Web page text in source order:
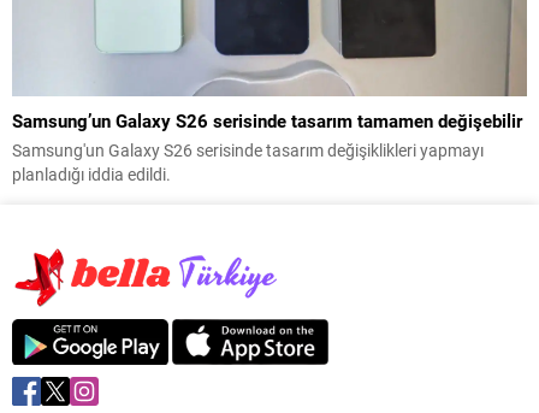
Samsung’un Galaxy S26 serisinde tasarım tamamen değişebilir
Samsung'un Galaxy S26 serisinde tasarım değişiklikleri yapmayı
planladığı iddia edildi.